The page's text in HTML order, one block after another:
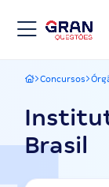
Gran Questões
Concursos
Brasil